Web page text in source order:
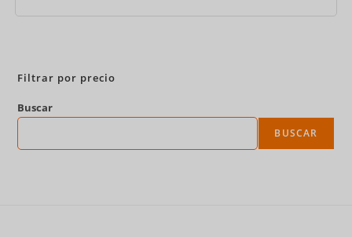
Filtrar por precio
Buscar
BUSCAR